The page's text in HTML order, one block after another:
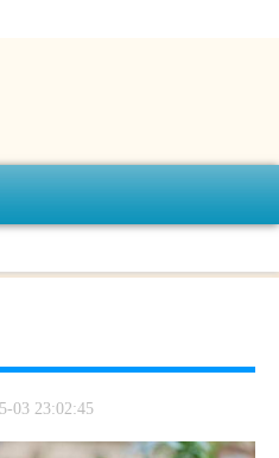
03 23:02:45